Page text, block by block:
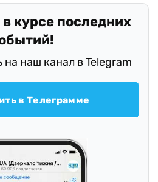
курсе последних
наш канал в Telegram
в Телеграмме